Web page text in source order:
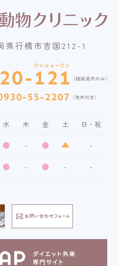
行橋市吉国212-1
水 木 金 土 日・祝
● - ● ▲ -
● - ● - -